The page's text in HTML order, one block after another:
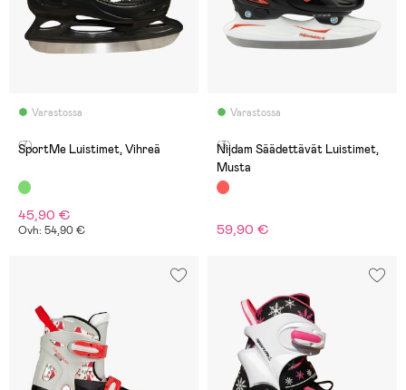
Varastossa
(7)
SportMe Luistimet, Vihreä
45,90 €
Ovh: 54,90 €
Varastossa
(3)
Nijdam Säädettävät Luistimet,
Musta
59,90 €